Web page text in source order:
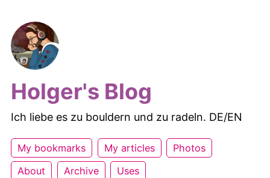
Holger's Blog
Ich liebe es zu bouldern und zu radeln. DE/EN
My bookmarks My articles
Photos
About
Archive Uses